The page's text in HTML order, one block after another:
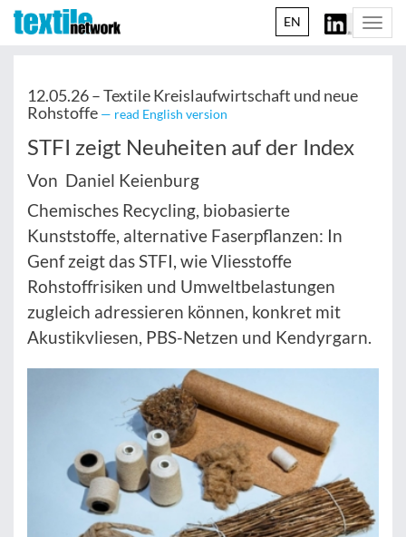
EN
12.05.26 –Textile Kreislaufwirtschaft und neue
Rohstoffe — read English version
STFI zeigt Neuheiten auf der Index
Von Daniel Keienburg
Chemisches Recycling, biobasierte
Kunststoffe, alternative Faserpflanzen: In
Genf zeigt das STFI, wie Vliesstoffe
Rohstoffrisiken und Umweltbelastungen
zugleich adressieren können, konkret mit
Akustikvliesen, PBS-Netzen und Kendyrgarn.